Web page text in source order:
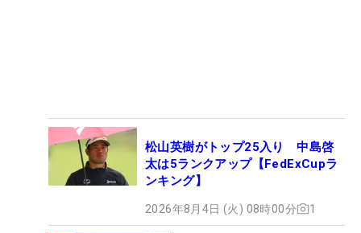
松山英樹がトップ25入り 中島啓
太は5ランクアップ【FedExCupラ
ンキング】
2026年8月4日 (火) 08時00分 1